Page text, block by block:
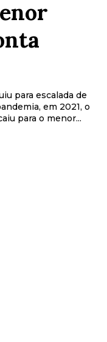
para escalada de
para o menor...